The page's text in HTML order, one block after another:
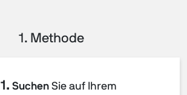
1. Methode
1. Suchen Sie auf Ihrem